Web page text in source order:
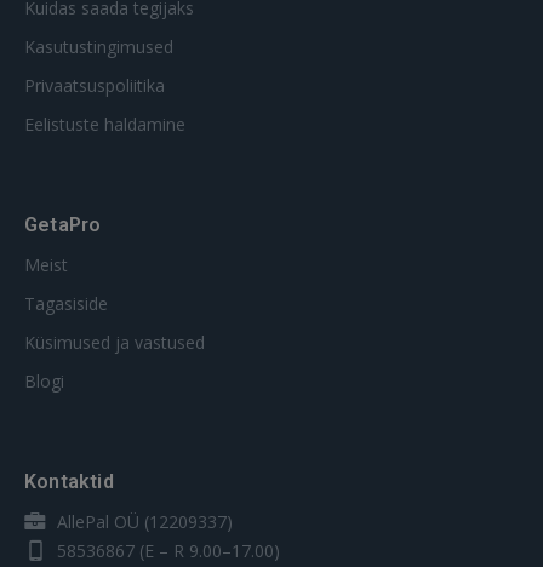
Kuidas saada tegijaks
Kasutustingimused
Privaatsuspoliitika
Eelistuste haldamine
GetaPro
Meist
Tagasiside
Küsimused ja vastused
Blogi
Kontaktid
AllePal OÜ (12209337)
58536867 (E – R 9.00–17.00)